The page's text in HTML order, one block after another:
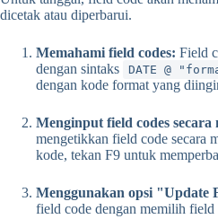
dicetak atau diperbarui.
Memahami field codes: Field
dengan sintaks
DATE @
dengan kode format yang
Menginput field codes secara
mengetikkan field code secara
kode, tekan F9 untuk
Menggunakan opsi "Update
field code dengan memilih field